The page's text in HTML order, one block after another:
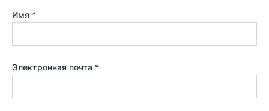
Имя *
Электронная почта *